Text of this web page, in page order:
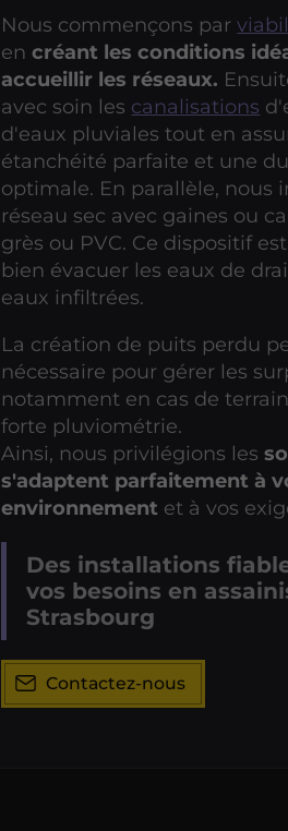
Nous commençons par
encréant les conditions
accueillir les réseaux.
avec soin les canalisations
d'eaux pluviales tout en
étanchéité parfaite et une
optimale. En parallèle, nous
réseau sec avec gaines ou
grès ou PVC. Ce dispositif
bien évacuer les eaux de
eaux infiltrées.
La création de puits perdu
nécessaire pour gérer les
notamment en cas de
forte pluviométrie.
Ainsi, nous privilégions les
s'adaptent parfaitement à
environnement et à vos
Des installations
vos besoins en
Strasbourg
Contactez-nous